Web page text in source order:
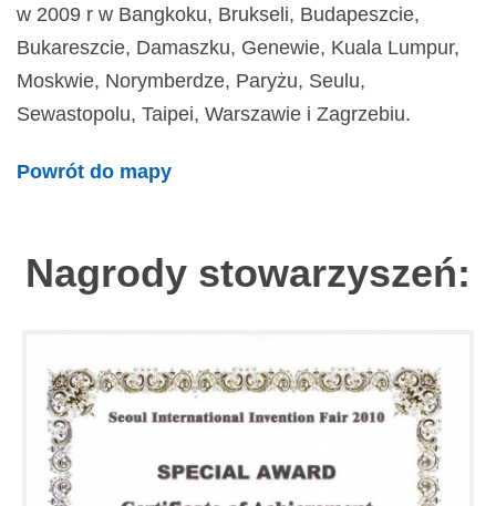
w 2009 r w Bangkoku, Brukseli, Budapeszcie,
Bukareszcie, Damaszku, Genewie, Kuala Lumpur,
Moskwie, Norymberdze, Paryżu, Seulu,
Sewastopolu, Taipei, Warszawie i Zagrzebiu.
Powrót do mapy
Nagrody stowarzyszeń: